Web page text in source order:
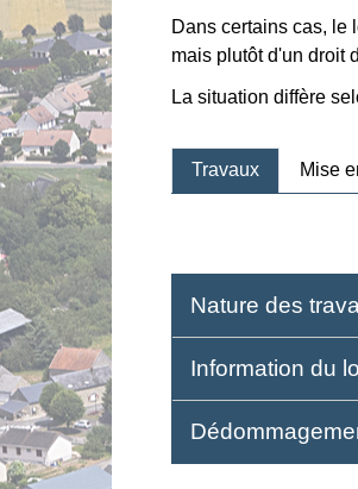
Dans certains cas, le
mais plutôt d'un droit
La situation diffère
Travaux Mise
Nature des
Information du